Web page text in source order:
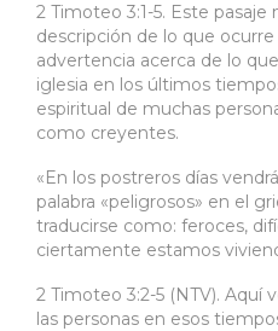
2 Timoteo 3:1-5. Este
descripción de lo que
advertencia acerca de lo
iglesia en los últimos
espiritual de muchas
como creyentes.
«En los postreros días
palabra «peligrosos» en el
traducirse como: feroces,
ciertamente estamos
2 Timoteo 3:2-5 (NTV). Aquí
las personas en esos